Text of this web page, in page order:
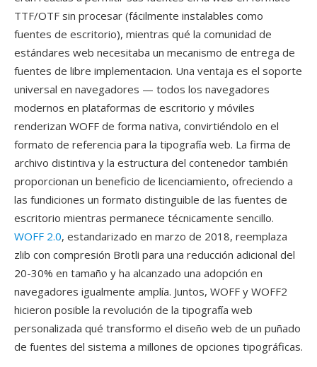
TTF/OTF sin procesar (fácilmente instalables como
fuentes de escritorio), mientras qué la comunidad de
estándares web necesitaba un mecanismo de entrega de
fuentes de libre implementacion. Una ventaja es el soporte
universal en navegadores — todos los navegadores
modernos en plataformas de escritorio y móviles
renderizan WOFF de forma nativa, convirtiéndolo en el
formato de referencia para la tipografía web. La firma de
archivo distintiva y la estructura del contenedor también
proporcionan un beneficio de licenciamiento, ofreciendo a
las fundiciones un formato distinguible de las fuentes de
escritorio mientras permanece técnicamente sencillo.
WOFF 2.0, estandarizado en marzo de 2018, reemplaza
zlib con compresión Brotli para una reducción adicional del
20-30% en tamaño y ha alcanzado una adopción en
navegadores igualmente amplía. Juntos, WOFF y WOFF2
hicieron posible la revolución de la tipografía web
personalizada qué transformo el diseño web de un puñado
de fuentes del sistema a millones de opciones tipográficas.